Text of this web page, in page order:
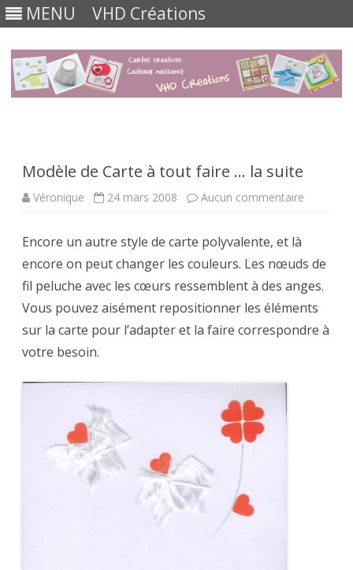
MENU VHD Créations
Modèle de Carte à tout faire … la suite
Véronique 24 mars 2008 Aucun commentaire
faire
la
suite
Encore un autre style de carte polyvalente, et là
encore on peut changer les couleurs. Les nœuds de
fil peluche avec les cœurs ressemblent à des anges.
Vous pouvez aisément repositionner les éléments
sur la carte pour l’adapter et la faire correspondre à
votre besoin.